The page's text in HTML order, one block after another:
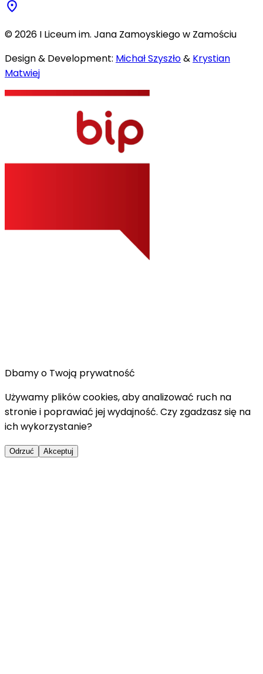
©2026 I Liceum im. Jana Zamoyskiego w Zamościu
Design & Development: Michał Szyszło& Krystian
Matwiej
Dbamy o Twoją prywatność
Używamy plików cookies, aby analizować ruch na
stronie i poprawiać jej wydajność. Czy zgadzasz się na
ich wykorzystanie?
Odrzuć Akceptuj